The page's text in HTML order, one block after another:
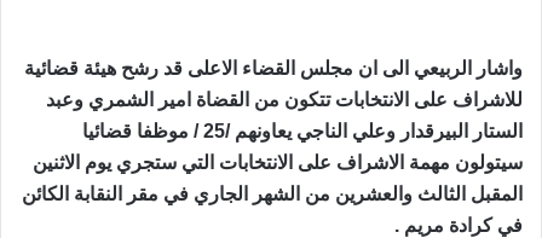
واشار الربيعي الى ان مجلس القضاء الاعلى قد رشح هيئة قضائية
للاشراف على الانتخابات تتكون من القضاة امير الشمري وعبد
الستار البيرقدار وعلي الناجي يعاونهم /25 / موظفا قضائيا
سيتولون مهمة الاشراف على الانتخابات التي ستجري يوم الاثنين
المقبل الثالث والعشرين من الشهر الجاري في مقر النقابة الكائن
في كرادة مريم .